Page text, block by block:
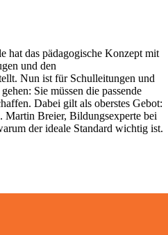
hat das pädagogische Konzept mit
und den
Nun ist für Schulleitungen und
Sie müssen die passende
Dabei gilt als oberstes Gebot:
Breier, Bildungsexperte bei
der ideale Standard wichtig ist.